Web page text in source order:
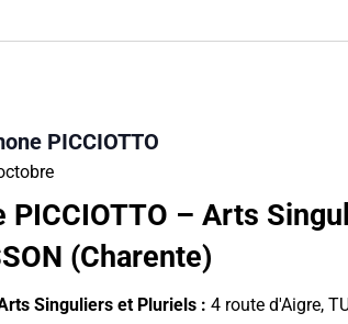
PICCIOTTO – Arts
(Charente)
Singuliers et Pluriels :4 route d'Aigre,
PICCIOTTO